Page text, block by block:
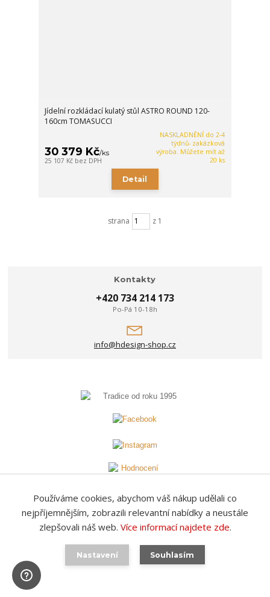
Jídelní rozkládací kulatý stůl ASTRO ROUND 120-
160cm TOMASUCCI
30 379 Kč/ks
25 107 Kč bez DPH
NASKLADNĚNÍ do 2-4
týdnů- zakázková
výroba. Můžete mít až
20 ks
Detail
strana z 1
Kontakty
+420 734 214 173
Po-Pá 10-18h
info@hdesign-shop.cz
Doručení od 49 Kč
Používáme cookies, abychom váš nákup udělali co
nejpříjemnějším, zobrazili relevantní nabídky a neustále
zlepšovali náš web. Více informací najdete zde.
Nastavení Souhlasím